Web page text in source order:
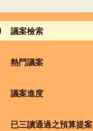
議案檢索
熱門議案
議案進度
已三讀通過之預算提案